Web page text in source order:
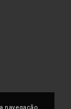
navegação.